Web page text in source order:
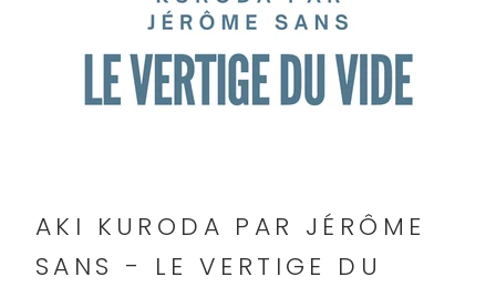
AKI KURODA PAR JÉRÔME
SANS - LE VERTIGE DU